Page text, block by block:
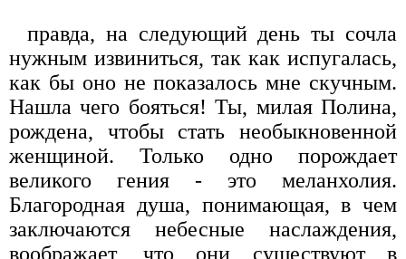
правда, на следующий день ты сочла
нужным извиниться, так как испугалась,
как бы оно не показалось мне скучным.
Нашла чего бояться! Ты, милая Полина,
рождена, чтобы стать необыкновенной
женщиной. Только одно порождает
великого гения - это меланхолия.
Благородная душа, понимающая, в чем
заключаются небесные наслаждения,
воображает, что они существуют в